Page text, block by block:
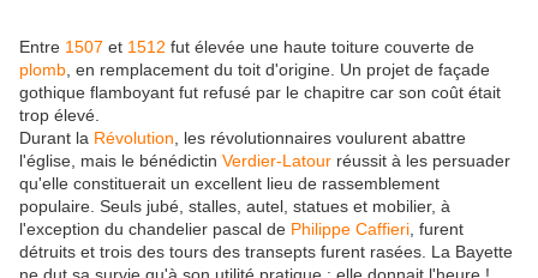
Entre 1507 et 1512 fut élevée une haute toiture couverte de
plomb , en remplacement du toit d'origine. Un projet de façade
gothique flamboyant fut refusé par le chapitre car son coût était
trop élevé.
Durant la Révolution , les révolutionnaires voulurent abattre
l'église, mais le bénédictin Verdier-Latour réussit à les persuader
qu'elle constituerait un excellent lieu de rassemblement
populaire. Seuls jubé, stalles, autel, statues et mobilier, à
l'exception du chandelier pascal de Philippe Caffieri , furent
détruits et trois des tours des transepts furent rasées. La Bayette